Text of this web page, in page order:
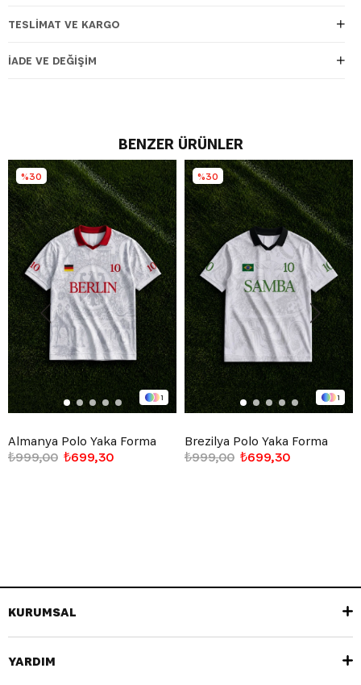
TESLIMAT VE KARGO
İADE VE DEĞIŞIM
BENZER ÜRÜNLER
1
Almanya Polo Yaka Forma
₺699,30
₺999,00
%30
1
Brezilya Polo Yaka Forma
₺699,30
₺999,00
%30
KURUMSAL
YARDIM